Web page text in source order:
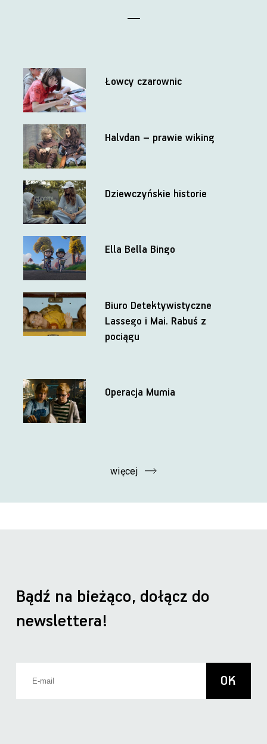
Łowcy czarownic
Halvdan – prawie wiking
Dziewczyńskie historie
Ella Bella Bingo
Biuro Detektywistyczne
Lassego i Mai. Rabuś z
pociągu
Operacja Mumia
więcej
Bądź na bieżąco, dołącz do
newslettera!